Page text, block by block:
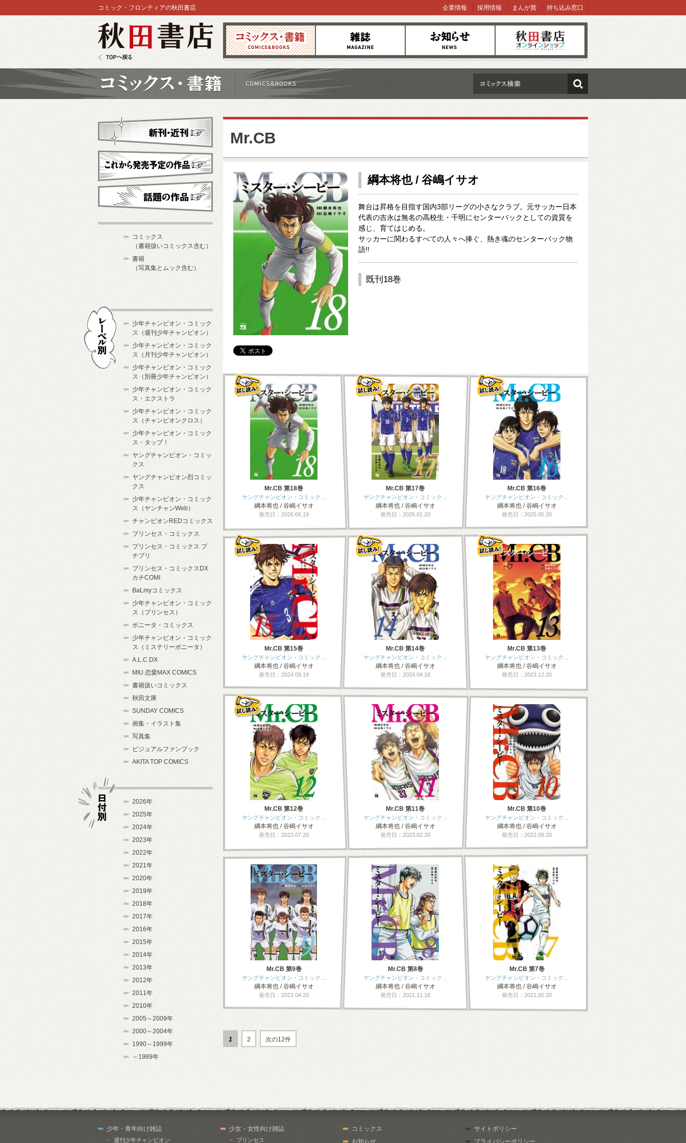
コミックス 雑誌 お知らせ オンラインショップ
コミック・フロンティアの秋田書店 企業情報 採用情報 まんが賞 持ち込み窓口
検索
Mr.CB
綱本将也 / 谷嶋イサオ
舞台は昇格を目指す国内3部リーグの小さなクラブ。元サッカー日本
代表の吉永は無名の高校生・千明にセンターバックとしての資質を
感じ、育てはじめる。
サッカーに関わるすべての人々へ捧ぐ、熱き魂のセンターバック物
語!!
既刊18巻
Mr.CB 第18巻
ヤングチャンピオン・コミック…
綱本将也 / 谷嶋イサオ
発売日：2026.06.19
Mr.CB 第17巻
ヤングチャンピオン・コミック…
綱本将也 / 谷嶋イサオ
発売日：2026.01.20
Mr.CB 第16巻
ヤングチャンピオン・コミック…
綱本将也 / 谷嶋イサオ
発売日：2025.05.20
Mr.CB 第15巻
ヤングチャンピオン・コミック…
綱本将也 / 谷嶋イサオ
発売日：2024.09.19
Mr.CB 第14巻
ヤングチャンピオン・コミック…
綱本将也 / 谷嶋イサオ
発売日：2024.04.18
Mr.CB 第13巻
ヤングチャンピオン・コミック…
綱本将也 / 谷嶋イサオ
発売日：2023.12.20
Mr.CB 第12巻
ヤングチャンピオン・コミック…
綱本将也 / 谷嶋イサオ
発売日：2023.07.20
Mr.CB 第11巻
ヤングチャンピオン・コミック…
綱本将也 / 谷嶋イサオ
発売日：2023.02.20
Mr.CB 第10巻
ヤングチャンピオン・コミック…
綱本将也 / 谷嶋イサオ
発売日：2022.09.20
Mr.CB 第9巻
ヤングチャンピオン・コミック…
綱本将也 / 谷嶋イサオ
発売日：2022.04.20
Mr.CB 第8巻
ヤングチャンピオン・コミック…
綱本将也 / 谷嶋イサオ
発売日：2021.11.18
Mr.CB 第7巻
ヤングチャンピオン・コミック…
綱本将也 / 谷嶋イサオ
発売日：2021.05.20
1 2 次の12件
新刊・近刊
これから発売予定
コミックス
（書籍扱いコミックス含む）
書籍
（写真集とムック含む）
少年チャンピオン・コミック
ス（週刊少年チャンピオン）
少年チャンピオン・コミック
ス（月刊少年チャンピオン）
少年チャンピオン・コミック
ス（別冊少年チャンピオン）
少年チャンピオン・コミック
ス・エクストラ
少年チャンピオン・コミック
ス（チャンピオンクロス）
少年チャンピオン・コミック
ス・タップ！
ヤングチャンピオン・コミッ
クス
ヤングチャンピオン烈コミッ
クス
少年チャンピオン・コミック
ス（ヤンチャンWeb）
チャンピオンREDコミックス
プリンセス・コミックス
プリンセス・コミックス プ
チプリ
プリンセス・コミックスDX
カチCOMI
BaLmyコミックス
少年チャンピオン・コミック
ス（プリンセス）
ボニータ・コミックス
少年チャンピオン・コミック
ス（ミステリーボニータ）
A.L.C.DX
MIU 恋愛MAX COMICS
書籍扱いコミックス
秋田文庫
SUNDAY COMICS
画集・イラスト集
写真集
ビジュアルファンブック
AKITA TOP COMICS
2026年
2025年
2024年
2023年
2022年
2021年
2020年
2019年
2018年
2017年
2016年
2015年
2014年
2013年
2012年
2011年
2010年
2005～2009年
2000～2004年
1990～1999年
～1989年
少年・青年向け雑誌
週刊少年チャンピオン
少女・女性向け雑誌
プリンセス
コミックス
お知らせ
サイトポリシー
プライバシーポリシー